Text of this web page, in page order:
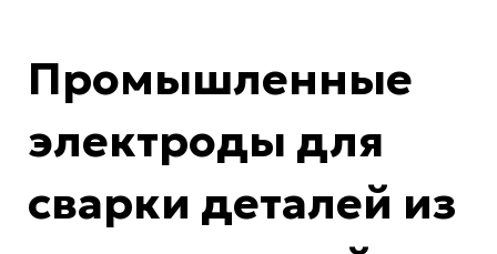
Промышленные
электроды для
сварки деталей из